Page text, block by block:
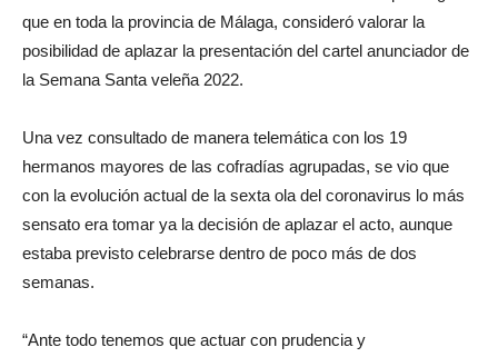
que en toda la provincia de Málaga, consideró valorar la
posibilidad de aplazar la presentación del cartel anunciador de
la Semana Santa veleña 2022.
Una vez consultado de manera telemática con los 19
hermanos mayores de las cofradías agrupadas, se vio que
con la evolución actual de la sexta ola del coronavirus lo más
sensato era tomar ya la decisión de aplazar el acto, aunque
estaba previsto celebrarse dentro de poco más de dos
semanas.
“Ante todo tenemos que actuar con prudencia y